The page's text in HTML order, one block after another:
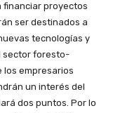
financiar proyectos
ser destinados a
tecnologías y
sector foresto-
los empresarios
un interés del
dos puntos. Por lo